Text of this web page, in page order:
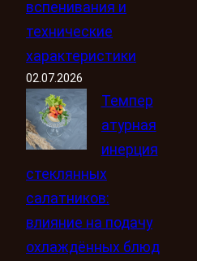
вспенивания и
технические
характеристики
02.07.2026
Темпер
атурная
инерция
стеклянных
салатников:
влияние на подачу
охлаждённых блюд